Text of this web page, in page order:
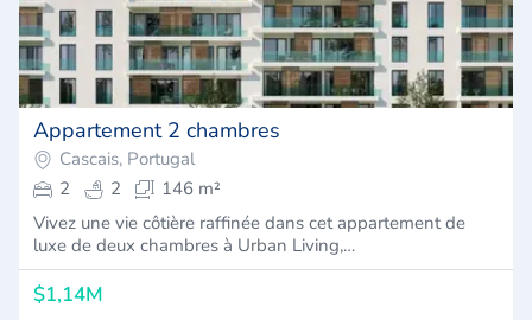
Appartement 2 chambres
Cascais, Portugal
2
2
146 m²
Vivez une vie côtière raffinée dans cet appartement de
luxe de deux chambres à Urban Living,…
$1,14M